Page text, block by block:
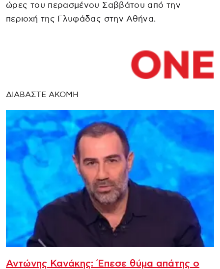
ώρες του περασμένου Σαββάτου από την
περιοχή της Γλυφάδας στην Αθήνα.
ΔΙΑΒΑΣΤΕ ΑΚΟΜΗ
Αντώνης Κανάκης: Έπεσε θύμα απάτης ο